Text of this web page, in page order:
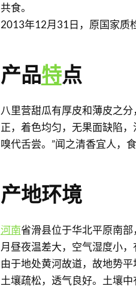
共食。
2013年12月31日，原国家质
产品特点
八里营甜瓜有厚皮和薄皮之
正，着色均匀，无果面缺陷
嗅代舌尝。”闻之清香宜人，
产地环境
河南省滑县位于华北平原南
月昼夜温差大，空气湿度小
由于地处黄河故道，故地势
土壤疏松，透气良好。土壤